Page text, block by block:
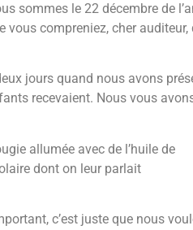
sommes le 22 décembre de
compreniez, cher auditeur,
jours quand nous avons
recevaient. Nous vous
allumée avec de l’huile de
dont on leur parlait
c’est juste que nous